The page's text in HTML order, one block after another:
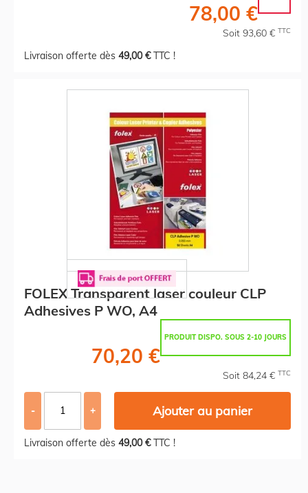
78,00 €
Soit 93,60 € TTC
Livraison offerte dès 49,00 €TTC !
FOLEX Transparent laser couleur CLP
Adhesives P WO, A4
PRODUIT DISPO. SOUS 2-10 JOURS
70,20 €
Soit 84,24 € TTC
- + Ajouter au panier
Livraison offerte dès 49,00 €TTC !